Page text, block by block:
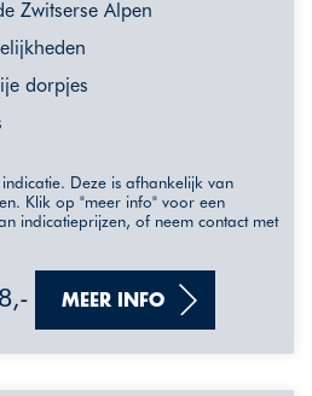
Zwitserse Alpen
dorpjes
Deze is afhankelijk van
Klik op "meer info" voor een
indicatieprijzen, of neem contact met
MEER INFO